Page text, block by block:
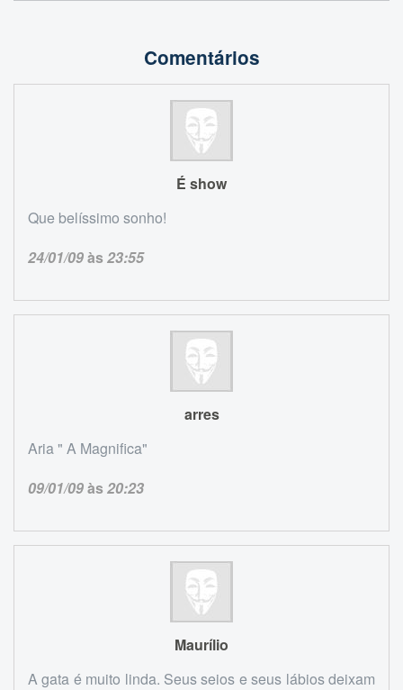
Comentários
É show
Que belíssimo sonho!
24/01/09às23:55
arres
Aria " A Magnifica"
09/01/09às20:23
Maurílio
A gata é muito linda. Seus seios e seus lábios deixam